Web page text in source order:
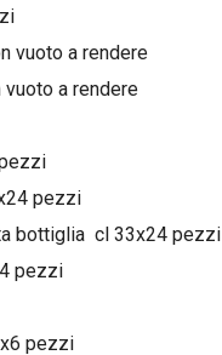
vuoto a rendere
a rendere
pezzi
bottiglia cl 33x24 pezzi
pezzi
pezzi